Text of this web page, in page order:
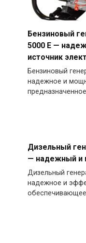
Бензиновый
5000 E —
источник
Бензиновый
надежное и
Дизельный
— надежный и
Дизельный
надежное и